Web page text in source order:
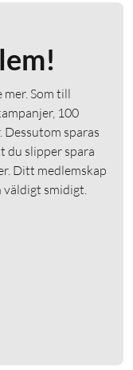
Som till
100
Dessutom sparas
du slipper spara
Ditt medlemskap
smidigt.